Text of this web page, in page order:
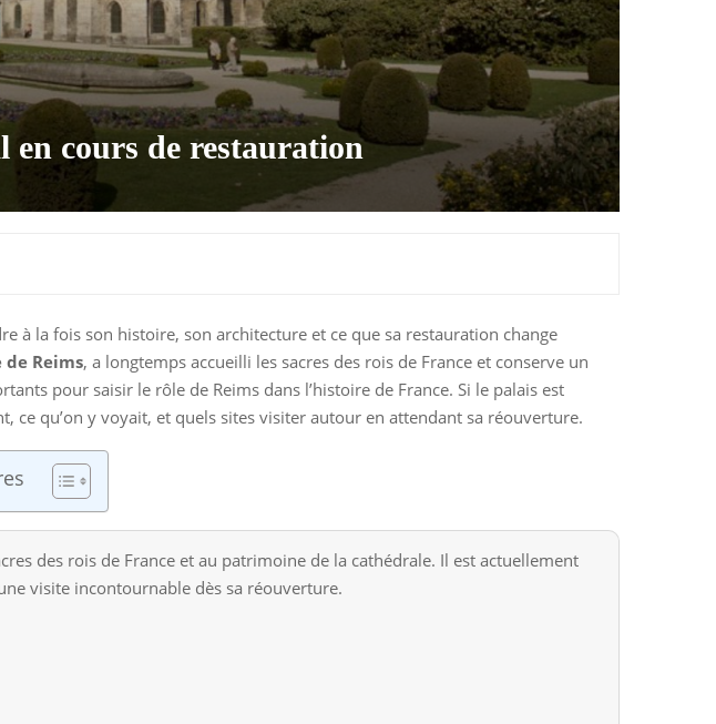
en cours de restauration
à la fois son histoire, son architecture et ce que sa restauration change
Reims, a longtemps accueilli les sacres des rois de France et conserve un
pour saisir le rôle de Reims dans l’histoire de France. Si le palais est
qu’on y voyait, et quels sites visiter autour en attendant sa réouverture.
des rois de France et au patrimoine de la cathédrale. Il est actuellement
visite incontournable dès sa réouverture.